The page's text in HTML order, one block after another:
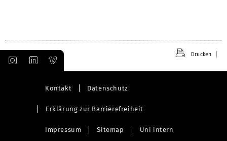
Drucken
Kontakt Datenschutz
Erklärung zur Barrierefreiheit
Impressum Sitemap Uni intern